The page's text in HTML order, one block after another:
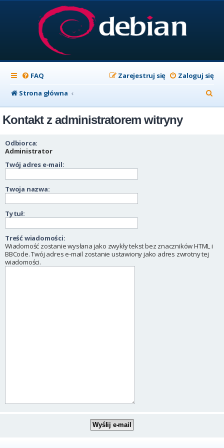
FAQ Zaloguj się
Zarejestruj się
Strona główna
z
Kontakt z administratorem witryny
Odbiorca:
Administrator
Twój adres e-mail:
Twoja nazwa:
Tytuł:
Treść wiadomości:
Wiadomość zostanie wysłana jako zwykły tekst bez znaczników HTML i
BBCode. Twój adres e-mail zostanie ustawiony jako adres zwrotny tej
wiadomości.